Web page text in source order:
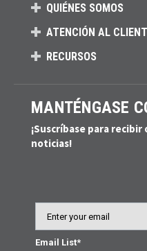
QUIÉNES SOMOS
ATENCIÓN AL
RECURSOS
MANTÉNGASE
¡Suscríbase para
noticias!
Email List*